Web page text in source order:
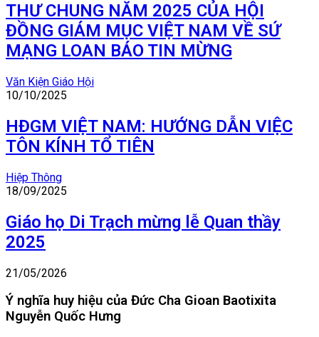
THƯ CHUNG NĂM 2025 CỦA HỘI
ĐỒNG GIÁM MỤC VIỆT NAM VỀ SỨ
MẠNG LOAN BÁO TIN MỪNG
Văn Kiện Giáo Hội
10/10/2025
HĐGM VIỆT NAM: HƯỚNG DẪN VIỆC
TÔN KÍNH TỔ TIÊN
Hiệp Thông
18/09/2025
Giáo họ Di Trạch mừng lễ Quan thầy
2025
21/05/2026
Ý nghĩa huy hiệu của Đức Cha Gioan Baotixita
Nguyễn Quốc Hưng